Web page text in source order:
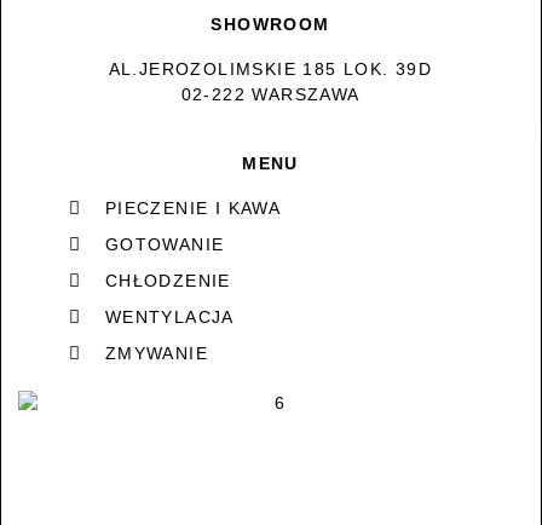
SHOWROOM
AL.JEROZOLIMSKIE 185 LOK. 39D
02-222 WARSZAWA
MENU
PIECZENIE I KAWA
GOTOWANIE
CHŁODZENIE
WENTYLACJA
ZMYWANIE